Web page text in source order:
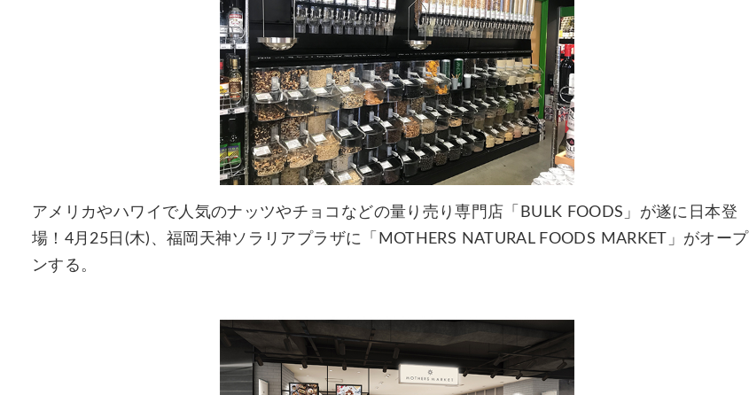
アメリカやハワイで人気のナッツやチョコなどの量り売り専門店「BULK FOODS」が遂に日本登
場！4月25日(木)、福岡天神ソラリアプラザに「MOTHERS NATURAL FOODS MARKET」がオープ
ンする。